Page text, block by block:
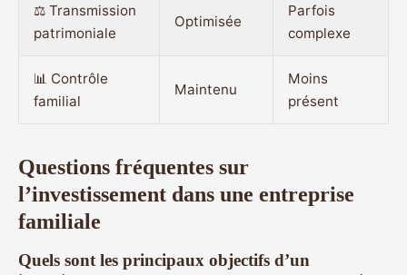
⚖️ Transmission
patrimoniale
Optimisée
Parfois
complexe
📊 Contrôle
familial
Maintenu
Moins
présent
Questions fréquentes sur
l’investissement dans une entreprise
familiale
Quels sont les principaux objectifs d’un